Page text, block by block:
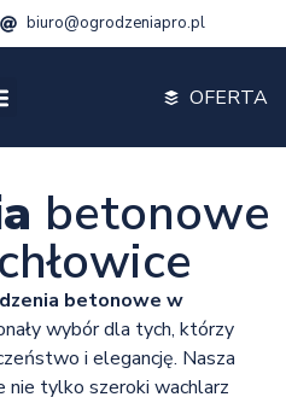
biuro@ogrodzeniapro.pl
OFERTA
betonowe
betonowe w
wybór dla tych, którzy
i elegancję. Nasza
nie tylko szeroki wachlarz